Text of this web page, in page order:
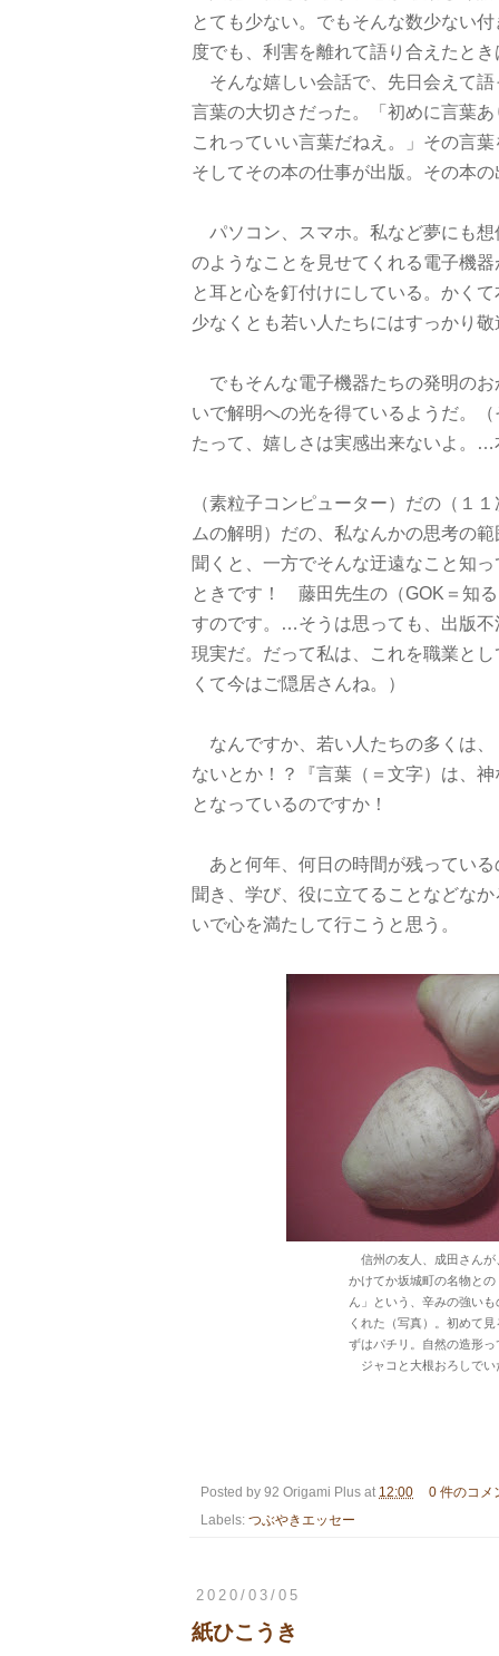
とても少ない。でもそんな数少ない
度でも、利害を離れて語り合えたと
そんな嬉しい会話で、先日会えて
言葉の大切さだった。「初めに言葉
これっていい言葉だねえ。」その言
そしてその本の仕事が出版。その本
パソコン、スマホ。私など夢にも
のようなことを見せてくれる電子機
と耳と心を釘付けにしている。かく
少なくとも若い人たちにはすっかり
でもそんな電子機器たちの発明の
いで解明への光を得ているようだ。
たって、嬉しさは実感出来ないよ。…
（素粒子コンピューター）だの（１
ムの解明）だの、私なんかの思考の
聞くと、一方でそんな迂遠なこと知
ときです！ 藤田先生の（GOK＝知
すのです。…そうは思っても、出版
現実だ。だって私は、これを職業と
くて今はご隠居さんね。）
なんですか、若い人たちの多くは
ないとか！？『言葉（＝文字）は、
となっているのですか！
あと何年、何日の時間が残ってい
聞き、学び、役に立てることなどな
いで心を満たして行こうと思う。
信州の友人、成田さんが
かけてか坂城町の名物と
ん」という、辛みの強い
くれた（写真）。初めて
ずはパチリ。自然の造形っ
ジャコと大根おろしでい
Posted by 92 Origami Plus at 12:00
0 件のコメ
Labels: つぶやきエッセー
2020/03/05
紙ひこうき